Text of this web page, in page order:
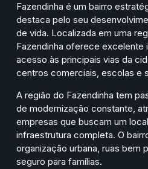
Fazendinha é um bairro
destaca pelo seu
de vida. Localizada em uma
Fazendinha oferece excelente
acesso às principais vias da
centros comerciais, escolas e
A região do Fazendinha tem
de modernização constante,
empresas que buscam um
infraestrutura completa. O
organização urbana, ruas bem
seguro para famílias.